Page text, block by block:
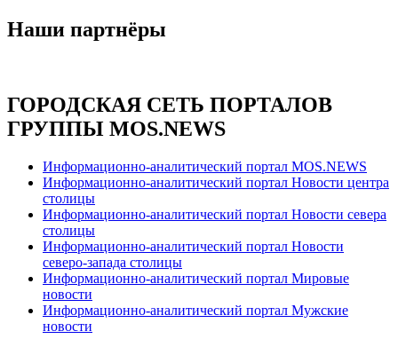
Наши партнёры
ГОРОДСКАЯ СЕТЬ ПОРТАЛОВ
ГРУППЫ MOS.NEWS
Информационно-аналитический портал MOS.NEWS
Информационно-аналитический портал Новости центра
столицы
Информационно-аналитический портал Новости севера
столицы
Информационно-аналитический портал Новости
северо-запада столицы
Информационно-аналитический портал Мировые
новости
Информационно-аналитический портал Мужские
новости